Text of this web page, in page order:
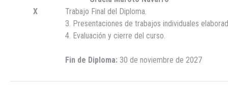
X
Trabajo Final del Diploma.
3. Presentaciones de trabajos individuales
4. Evaluación y cierre del curso.
Fin de Diploma: 30 de noviembre de 2027